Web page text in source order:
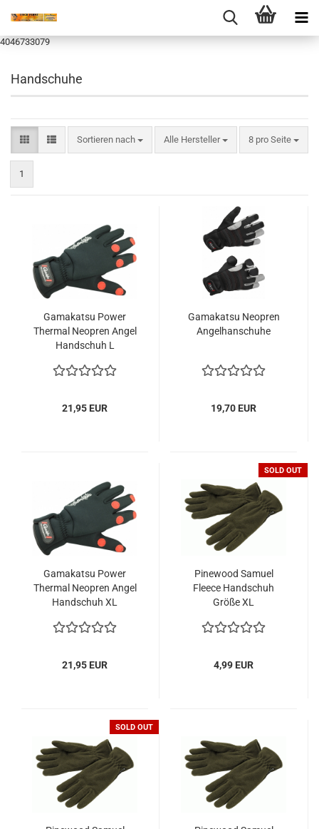
4046733079
Handschuhe
Sortieren nach
Sortieren nach Alle Hersteller 8 pro Seite
pro Seite
1
Gamakatsu Power
Thermal Neopren Angel
Handschuh L
21,95 EUR
Gamakatsu Neopren
Angelhanschuhe
19,70 EUR
Gamakatsu Power
Thermal Neopren Angel
Handschuh XL
21,95 EUR
SOLD OUT
Pinewood Samuel
Fleece Handschuh
Größe XL
4,99 EUR
SOLD OUT